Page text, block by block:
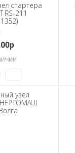
стартера
RS-211